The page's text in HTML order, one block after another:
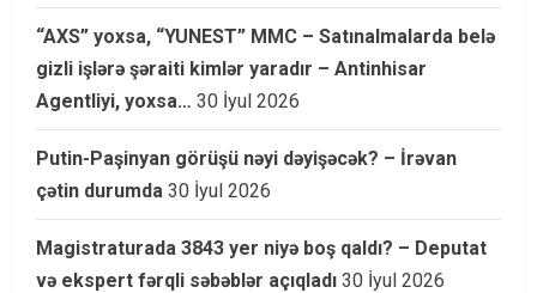
“AXS” yoxsa, “YUNEST” MMC – Satınalmalarda belə
gizli işlərə şəraiti kimlər yaradır – Antinhisar
Agentliyi, yoxsa… 30 İyul 2026
Putin-Paşinyan görüşü nəyi dəyişəcək? – İrəvan
çətin durumda 30 İyul 2026
Magistraturada 3843 yer niyə boş qaldı? – Deputat
və ekspert fərqli səbəblər açıqladı 30 İyul 2026